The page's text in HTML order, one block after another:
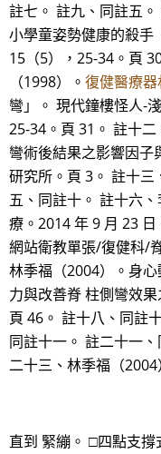
註七。 註九、同註五
小學童姿勢健康的殺手
15（5），25-34。頁
（1998）。 復健醫療器
彎」。 現代鐘樓怪人-
25-34。頁 31。 註十
彎術後結果之影響因子
研究所。頁 3。 註十
五、同註十。 註十六
療。2014 年 9 月 23
網站衛教單張/復健科/
林季福（2004）。身
力與改善脊 柱側彎效
頁 46。 註十八、同註
同註十一。 註二十一
二十三、林季福（2004
直到 緊繃。 □四點支撐